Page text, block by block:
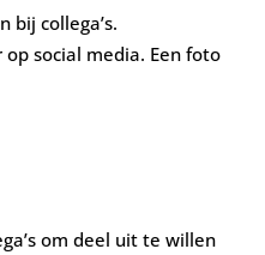
collega’s.
social media. Een foto
om deel uit te willen